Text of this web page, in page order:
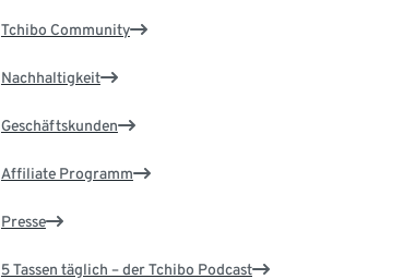
Tchibo Community
Nachhaltigkeit
Geschäftskunden
Affiliate Programm
Presse
5 Tassen täglich – der Tchibo Podcast